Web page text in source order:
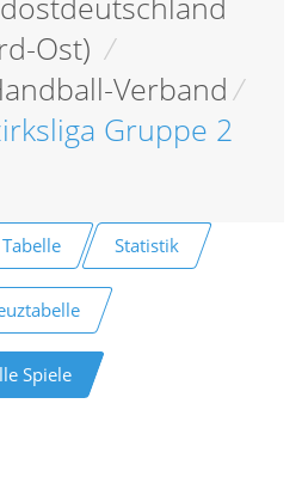
Ost) /
Verband /
Gruppe 2
Tabelle Statistik
Spiele